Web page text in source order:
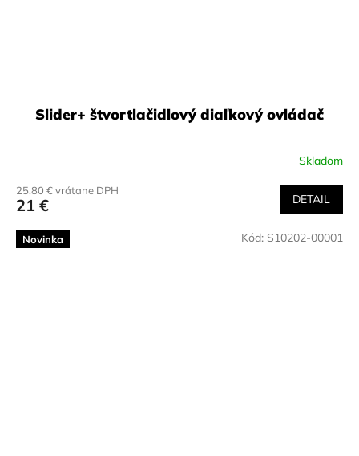
Slider+ štvortlačidlový diaľkový ovládač
Skladom
25,80 € vrátane DPH
21 € DETAIL
Novinka Kód: S10202-00001